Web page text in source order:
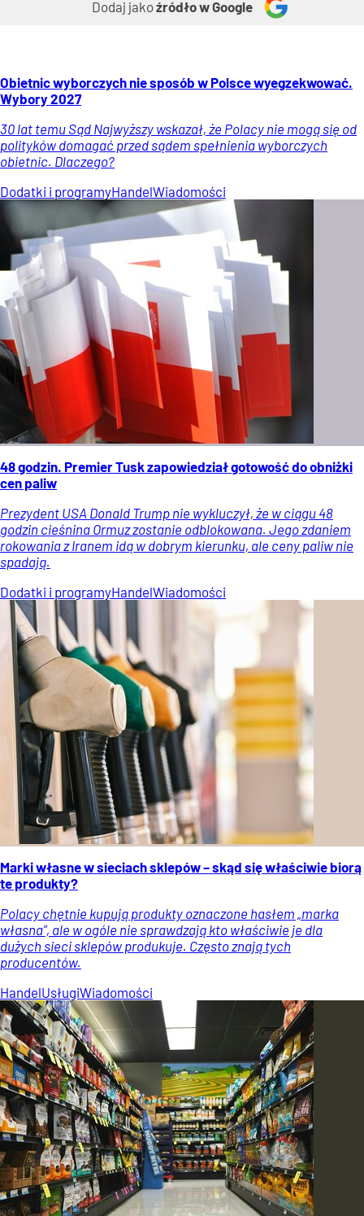
Dodaj jakoźródło w Google
Obietnic wyborczych nie sposób w Polsce wyegzekwować.
Wybory 2027
30 lat temu Sąd Najwyższy wskazał, że Polacy nie mogą się od
polityków domagać przed sądem spełnienia wyborczych
obietnic. Dlaczego?
Dodatki i programyHandelWiadomości
48 godzin. Premier Tusk zapowiedział gotowość do obniżki
cen paliw
Prezydent USA Donald Trump nie wykluczył, że w ciągu 48
godzin cieśnina Ormuz zostanie odblokowana. Jego zdaniem
rokowania z Iranem idą w dobrym kierunku, ale ceny paliw nie
spadają.
Dodatki i programyHandelWiadomości
Marki własne w sieciach sklepów – skąd się właściwie biorą
te produkty?
Polacy chętnie kupują produkty oznaczone hasłem „marka
własna”, ale w ogóle nie sprawdzają kto właściwie je dla
dużych sieci sklepów produkuje. Często znają tych
producentów.
HandelUsługiWiadomości